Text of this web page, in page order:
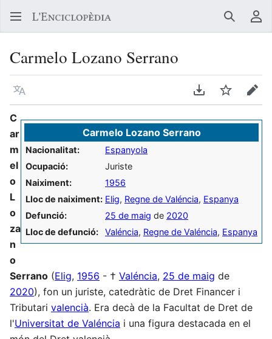
Buscar
Carmelo Lozano Serrano
Llegir en un atre idioma Descarregar en
Vigilar
Carmelo Lozano Serrano
Nacionalitat:
Espanyola
Ocupació:
Juriste
Naiximent:
1956
Lloc de naiximent: Elig, Regne de Valéncia, Espanya
Defunció:
25 de maig de 2020
Lloc de defunció:
Valéncia, Regne de Valéncia, Espanya
C
ar
m
el
o
L
o
za
n
o
Serrano (Elig, 1956 - † Valéncia, 25 de maig de
2020), fon un juriste, catedràtic de Dret Financer i
Tributari valencià. Era decà de la Facultat de Dret de
l'Universitat de Valéncia i una figura destacada en el